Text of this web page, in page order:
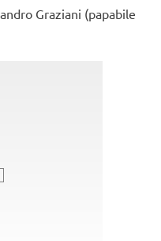
Graziani (papabile